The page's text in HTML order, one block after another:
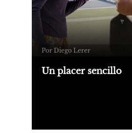
Por Diego Lerer
Un placer sencillo